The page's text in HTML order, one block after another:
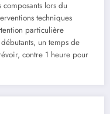
lors du
techniques
particulière
un temps de
contre 1 heure pour